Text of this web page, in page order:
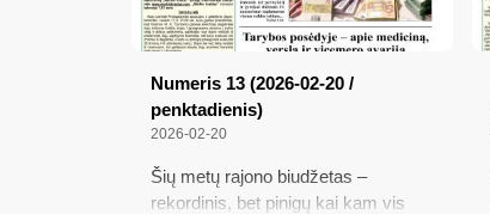
Numeris 13 (2026-02-20 /
penktadienis)
2026-02-20
Šių metų rajono biudžetas –
rekordinis, bet pinigų kai kam vis